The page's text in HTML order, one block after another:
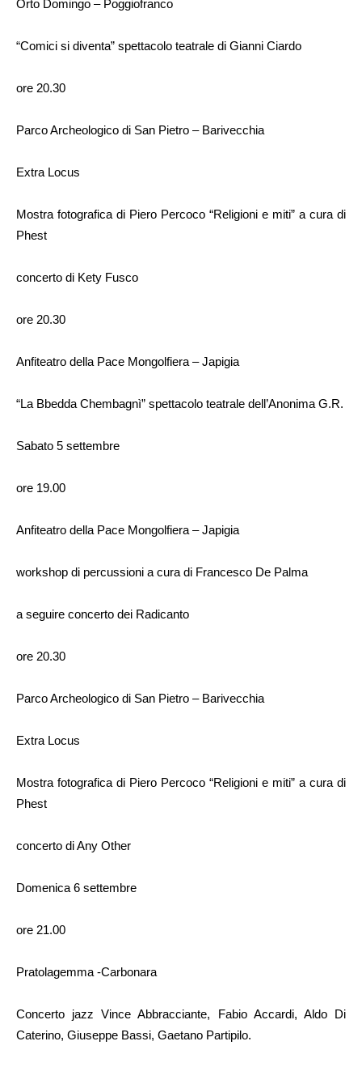
Orto Domingo – Poggiofranco
“Comici si diventa” spettacolo teatrale di Gianni Ciardo
ore 20.30
Parco Archeologico di San Pietro – Barivecchia
Extra Locus
Mostra fotografica di Piero Percoco “Religioni e miti” a cura di
Phest
concerto di Kety Fusco
ore 20.30
Anfiteatro della Pace Mongolfiera – Japigia
“La Bbedda Chembagnì” spettacolo teatrale dell’Anonima G.R.
Sabato 5 settembre
ore 19.00
Anfiteatro della Pace Mongolfiera – Japigia
workshop di percussioni a cura di Francesco De Palma
a seguire concerto dei Radicanto
ore 20.30
Parco Archeologico di San Pietro – Barivecchia
Extra Locus
Mostra fotografica di Piero Percoco “Religioni e miti” a cura di
Phest
concerto di Any Other
Domenica 6 settembre
ore 21.00
Pratolagemma -Carbonara
Concerto jazz Vince Abbracciante, Fabio Accardi, Aldo Di
Caterino, Giuseppe Bassi, Gaetano Partipilo.